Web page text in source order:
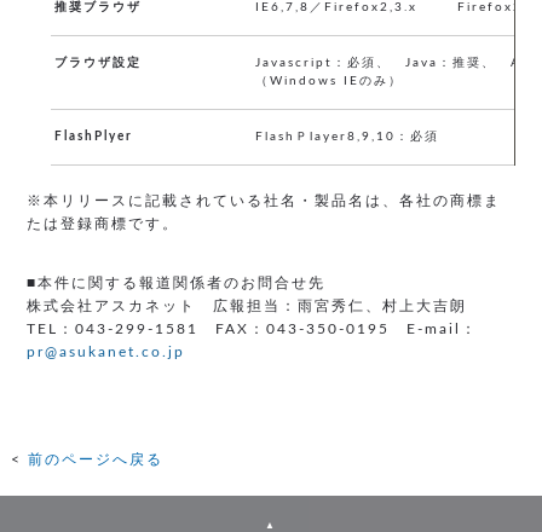
推奨ブラウザ IE6,7,8／Firefox2,3.x
ブラウザ設定
Javascript：必須、 Java：推奨、
（Windows IEのみ）
FlashPlyer FlashＰlayer8,9,10：必須
※本リリースに記載されている社名・製品名は、各社の商標ま
たは登録商標です。
■本件に関する報道関係者のお問合せ先
株式会社アスカネット 広報担当：雨宮秀仁、村上大吉朗
TEL：043-299-1581 FAX：043-350-0195 E-mail：
pr@asukanet.co.jp
前のページへ戻る
▲